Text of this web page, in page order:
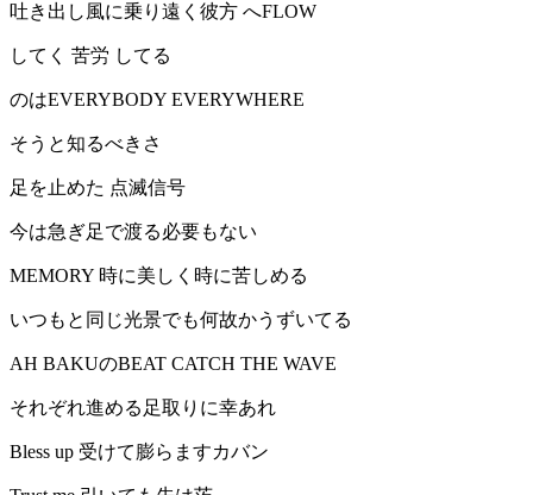
吐き出し風に乗り遠く彼方 へFLOW
してく 苦労 してる
のはEVERYBODY EVERYWHERE
そうと知るべきさ
足を止めた 点滅信号
今は急ぎ足で渡る必要もない
MEMORY 時に美しく時に苦しめる
いつもと同じ光景でも何故かうずいてる
AH BAKUのBEAT CATCH THE WAVE
それぞれ進める足取りに幸あれ
Bless up 受けて膨らますカバン